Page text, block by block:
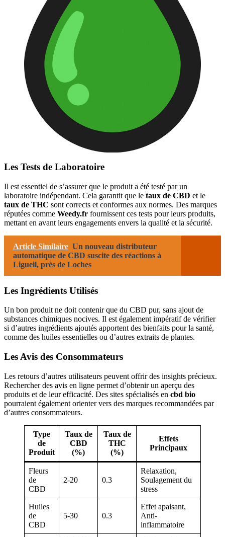
Les Tests de Laboratoire
Il est essentiel de s’assurer que le produit a été testé par un
laboratoire indépendant. Cela garantit que le taux de CBD et le
taux de THC sont corrects et conformes aux normes. Des marques
réputées comme Weedy.fr fournissent ces tests pour leurs produits,
mettant en avant leurs engagements envers la qualité et la sécurité.
Article Similaire Un nouveau distributeur
automatique de CBD suscite des réactions à
Ligueil, près de Loches
Les Ingrédients Utilisés
Un bon produit ne doit contenir que du CBD pur, sans ajout de
substances chimiques nocives. Il est également impératif de vérifier
si d’autres ingrédients ajoutés apportent des bienfaits pour la santé,
comme des huiles essentielles ou d’autres extraits de plantes.
Les Avis des Consommateurs
Les retours d’autres utilisateurs peuvent offrir des insights précieux.
Rechercher des avis en ligne permet d’obtenir un aperçu des
produits et de leur efficacité. Des sites spécialisés en cbd bio
pourraient également orienter vers des marques recommandées par
d’autres consommateurs.
Type
de
Produit
Taux de
CBD
(%)
Taux de
THC
(%)
Effets
Principaux
Fleurs
de
CBD
2-20 0.3
Relaxation,
Soulagement du
stress
Huiles
de
CBD
5-30 0.3
Effet apaisant,
Anti-
inflammatoire